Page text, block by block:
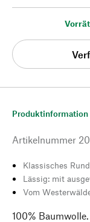
Produktinformation
Artikelnummer
Klassisches
Lässig: mit
Vom
100%